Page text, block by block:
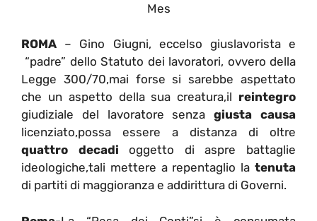
Mes
ROMA – Gino Giugni, eccelso giuslavorista e
“padre” dello Statuto dei lavoratori, ovvero della
Legge 300/70,mai forse si sarebbe aspettato
che un aspetto della sua creatura,il reintegro
giudiziale del lavoratore senzagiusta causa
licenziato,possa essere a distanza di oltre
quattro decadi oggetto di aspre battaglie
ideologiche,tali mettere a repentaglio la tenuta
di partiti di maggioranza e addirittura di Governi.